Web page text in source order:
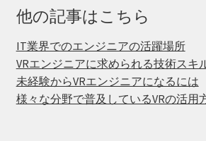
他の記事はこちら
IT業界でのエンジニアの活躍場所
VRエンジニアに求められる技術スキ
未経験からVRエンジニアになるには
様々な分野で普及しているVRの活用